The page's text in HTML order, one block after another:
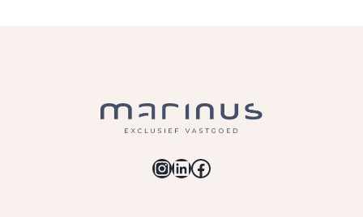
Instagram
LinkedIn
Facebook